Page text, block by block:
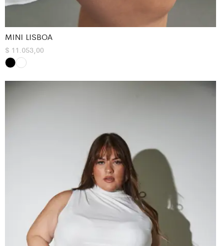
MINI LISBOA
$ 11.053,00